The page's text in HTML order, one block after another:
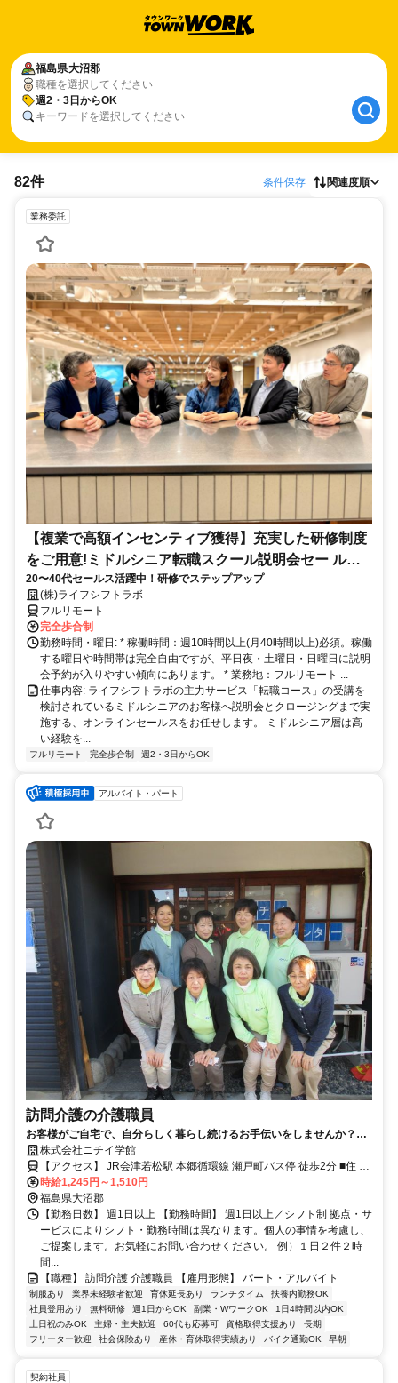
福島県大沼郡
職種を選択してください
週2・3日からOK
キーワードを選択してください
82件 条件保存 関連度順
業務委託
【複業で高額インセンティブ獲得】充実した研修制度
をご用意!ミドルシニア転職スクール説明会セー ルス
担当
20〜40代セールス活躍中！研修でステップアップ
(株)ライフシフトラボ
フルリモート
完全歩合制
勤務時間・曜日: * 稼働時間：週10時間以上(月40時間以上)必須。稼働
する曜日や時間帯は完全自由ですが、平日夜・土曜日・日曜日に説明
会予約が入りやすい傾向にあります。 * 業務地：フルリモート ...
仕事内容: ライフシフトラボの主力サービス「転職コース」の受講を
検討されているミドルシニアのお客様へ説明会とクロージングまで実
施する、オンラインセールスをお任せします。 ミドルシニア層は高
い経験を...
フルリモート 完全歩合制 週2・3日からOK
アルバイト・パート
訪問介護の介護職員
お客様がご自宅で、自分らしく暮らし続けるお手伝いをしませんか？
研修も充実、未経験者でも安心してお仕事できます。
株式会社ニチイ学館
【アクセス】 JR会津若松駅 本郷循環線 瀬戸町バス停 徒歩2分 ■住 所
福島県 大沼郡会津美里町 字新町263番地1 ■アクセス JR会津若松駅
本郷循環線 瀬戸町バス停 徒歩2分
時給1,245円～1,510円
福島県大沼郡
【勤務日数】 週1日以上 【勤務時間】 週1日以上／シフト制 拠点・サ
ービスによりシフト・勤務時間は異なります。個人の事情を考慮し、
ご提案します。お気軽にお問い合わせください。 例）１日２件２時
間...
【職種】 訪問介護 介護職員 【雇用形態】 パート・アルバイト
制服あり 業界未経験者歓迎 育休延長あり ランチタイム
扶養内勤務OK
社員登用あり
無料研修 週1日からOK 副業・WワークOK
1日4時間以内OK
土日祝のみOK
主婦・主夫歓迎 60代も応募可 資格取得支援あり
長期
フリーター歓迎
社会保険あり 産休・育休取得実績あり バイク通勤OK 早朝
契約社員